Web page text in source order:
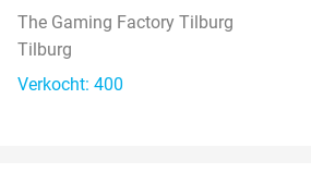
The Gaming Factory Tilburg
Tilburg
Verkocht: 400